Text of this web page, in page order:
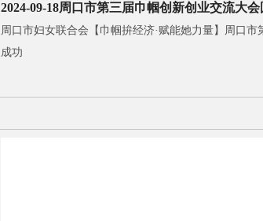
2024-09-18周口市第三届巾帼创新创业交流大
周口市妇女联合会【巾帼拚经济·赋能她力量】周口
成功